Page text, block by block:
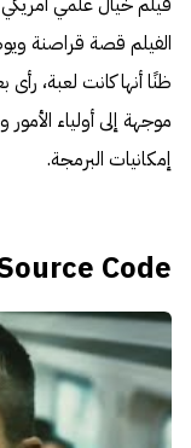
ظنًا أنها كانت لعبة،
موجهة إلى أولياء
إمكانيات البرمجة.
Code